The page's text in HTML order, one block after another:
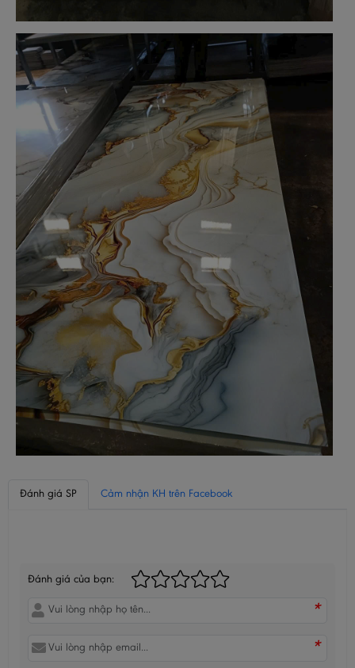
Đánh giá SP Cảm nhận KH trên Facebook
Đánh giá của bạn:
*
*